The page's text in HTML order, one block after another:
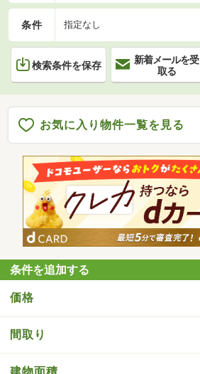
条件 指定なし
検索条件を保存
新着メールを受
取る
お気に入り物件一覧を見る
条件を追加する
価格
間取り
建物面積